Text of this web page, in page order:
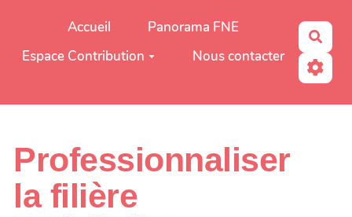
Aller au contenu principal
Accueil
Panorama FNE
Espace Contribution
Nous contacter
Professionnaliser
la filière